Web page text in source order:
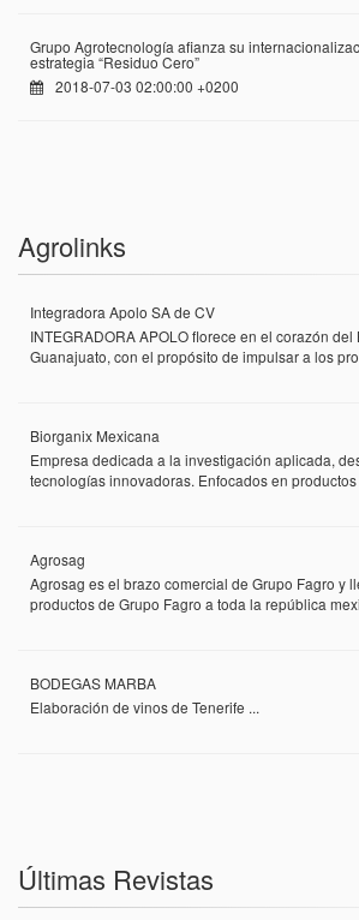
Grupo Agrotecnología afianza su
estrategia “Residuo Cero”
2018-07-03 02:00:00 +0200
Agrolinks
Integradora Apolo SA de CV
INTEGRADORA APOLO florece en el corazón del
Guanajuato, con el propósito de impulsar a los
Biorganix Mexicana
Empresa dedicada a la investigación aplicada,
tecnologías innovadoras. Enfocados en productos
Agrosag
Agrosag es el brazo comercial de Grupo Fagro y
productos de Grupo Fagro a toda la república
BODEGAS MARBA
Elaboración de vinos de Tenerife ...
Últimas Revistas